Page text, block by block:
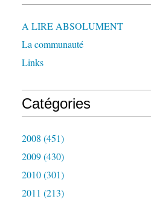
A LIRE ABSOLUMENT
La communauté
Links
Catégories
2008 (451)
2009(430)
2010(301)
2011 (213)